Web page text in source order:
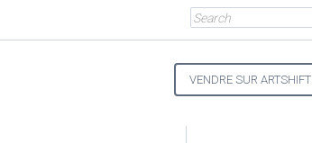
VENDRE SUR ARTSHIFT